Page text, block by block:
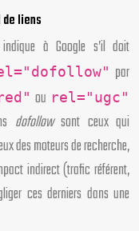
liens
à Google s’il doit
par
ou rel="ugc"
dofollowsont ceux qui
des moteurs de recherche,
indirect (trafic référent,
ces derniers dans une